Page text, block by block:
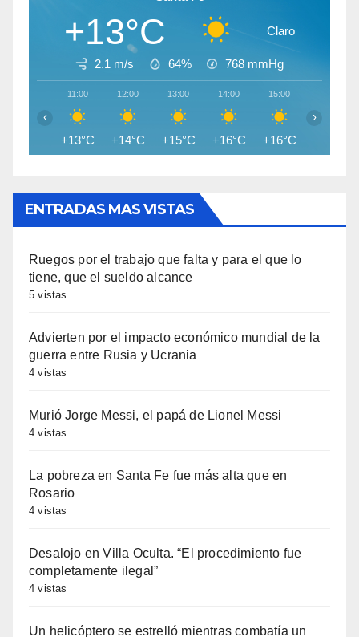
+13°C Claro
2.1 m/s 64% 768 mmHg
11:00
+13°C
12:00
+14°C
13:00
+15°C
14:00
+16°C
15:00
+16°C
‹ ›
ENTRADAS MAS VISTAS
Ruegos por el trabajo que falta y para el que lo
tiene, que el sueldo alcance
5 vistas
Advierten por el impacto económico mundial de la
guerra entre Rusia y Ucrania
4 vistas
Murió Jorge Messi, el papá de Lionel Messi
4 vistas
La pobreza en Santa Fe fue más alta que en
Rosario
4 vistas
Desalojo en Villa Oculta. “El procedimiento fue
completamente ilegal”
4 vistas
Un helicóptero se estrelló mientras combatía un